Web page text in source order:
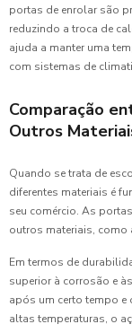
portas de enrolar são
reduzindo a troca de
ajuda a manter uma
com sistemas de
Comparação
Outros
Quando se trata de
diferentes materiais é
seu comércio. As
outros materiais, como
Em termos de
superior à corrosão e
após um certo tempo e
altas temperaturas, o